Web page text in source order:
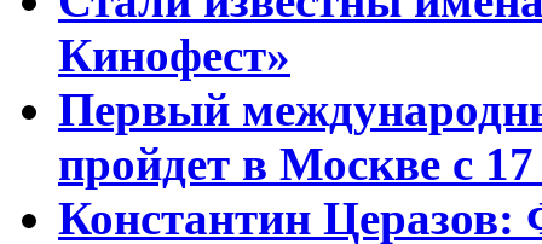
Кинофест»
Первый
пройдет в Москве с
Константин Церазов: